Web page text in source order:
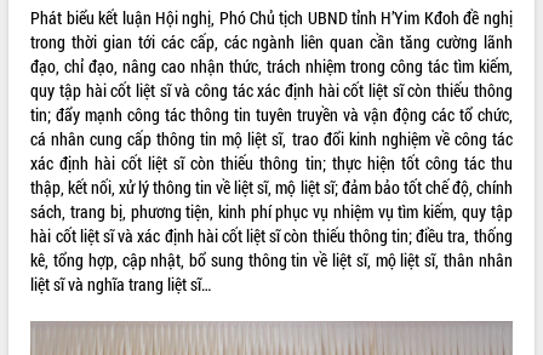
Tiến
Gặp mặt các cơ quan báo chí nhân Kỷ
niệm 101 năm Ngày Báo chí Cách
mạng Việt Nam
Đắk Lắk sơ kết 4 năm triển khai thực
hiện Đề án 06 của Chính phủ
Họp báo thông tin về Hội nghị Công bố
Quy hoạch và Xúc tiến đầu tư tỉnh Đắk
Lắk
Khơi thông điểm nghẽn, đẩy nhanh
giải ngân vốn khắc phục thiên tai
Phát biểu kết luận Hội nghị, Phó Chủ tịch UBND tỉnh H’Yim Kđoh đề nghị
trong thời gian tới các cấp, các ngành liên quan cần tăng cường lãnh
đạo, chỉ đạo, nâng cao nhận thức, trách nhiệm trong công tác tìm kiếm,
quy tập hài cốt liệt sĩ và công tác xác định hài cốt liệt sĩ còn thiếu thông
tin; đẩy mạnh công tác thông tin tuyên truyền và vận động các tổ chức,
cá nhân cung cấp thông tin mộ liệt sĩ, trao đổi kinh nghiệm về công tác
xác định hài cốt liệt sĩ còn thiếu thông tin; thực hiện tốt công tác thu
thập, kết nối, xử lý thông tin về liệt sĩ, mộ liệt sĩ; đảm bảo tốt chế độ, chính
sách, trang bị, phương tiện, kinh phí phục vụ nhiệm vụ tìm kiếm, quy tập
hài cốt liệt sĩ và xác định hài cốt liệt sĩ còn thiếu thông tin; điều tra, thống
kê, tổng hợp, cập nhật, bổ sung thông tin về liệt sĩ, mộ liệt sĩ, thân nhân
liệt sĩ và nghĩa trang liệt sĩ…